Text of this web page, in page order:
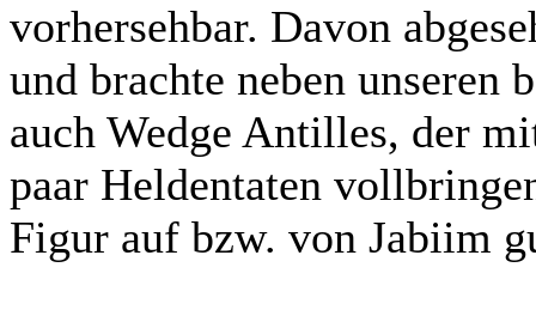
vorhersehbar. Davon
und brachte neben unseren
auch Wedge Antilles, der
paar Heldentaten
Figur auf bzw. von Jabiim